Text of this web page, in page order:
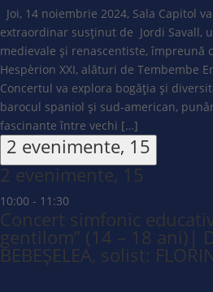
Joi, 14 noiembrie 2024, Sala Capitol
extraordinar susținut de Jordi Savall,
medievale și renascentiste, împreună
Hespèrion XXI, alături de Tembembe
Concertul va explora bogăția și
barocul spaniol și sud-american,
fascinante între vechi […]
2 evenimente, 15
2 evenimente, 15
10:00 - 11:30
Concert simfonic
gentilom” (14 – 18 ani)|
BEBEȘELEA, solist: